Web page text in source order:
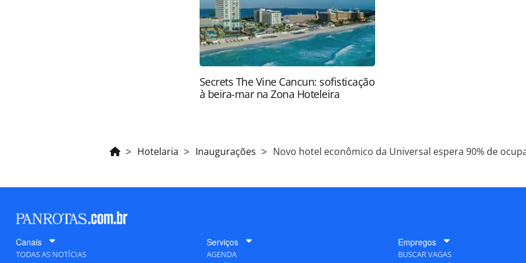
Secrets The Vine Cancun: sofisticação
à beira-mar na Zona Hoteleira
Hotelaria Inaugurações Novo hotel econômico da Universal espera 90% de
Canais
TODAS AS NOTÍCIAS
Serviços
AGENDA
Empregos
BUSCAR VAGAS